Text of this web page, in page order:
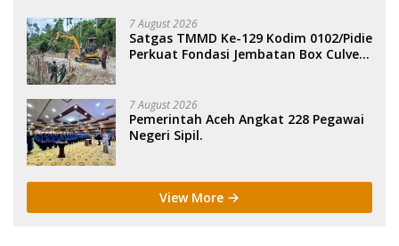
7 August 2026
Satgas TMMD Ke-129 Kodim 0102/Pidie
Perkuat Fondasi Jembatan Box Culvert
7 August 2026
Pemerintah Aceh Angkat 228 Pegawai
Negeri Sipil.
View More